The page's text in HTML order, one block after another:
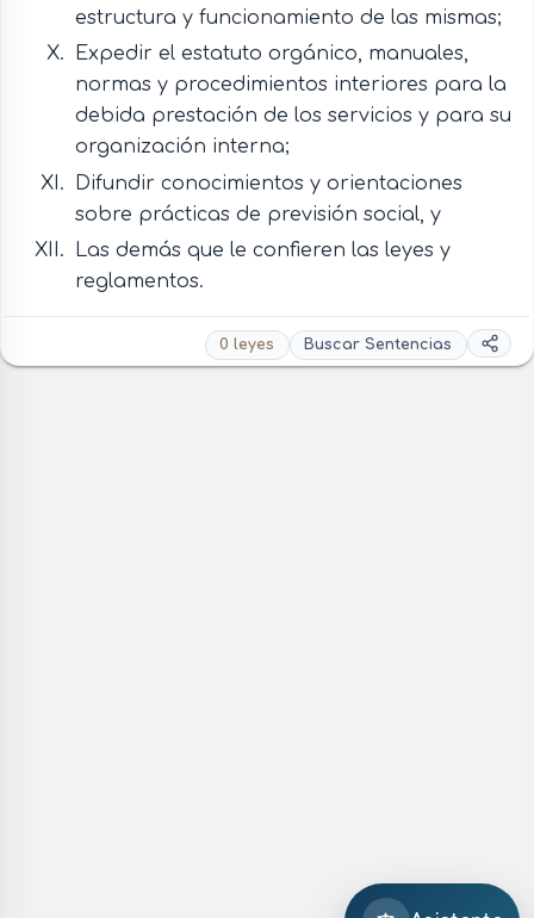
estructura y funcionamiento de las mismas;
Expedir el estatuto orgánico, manuales,
normas y procedimientos interiores para la
debida prestación de los servicios y para su
organización interna;
Difundir conocimientos y orientaciones
sobre prácticas de previsión social, y
Las demás que le confieren las leyes y
reglamentos.
0 leyes Buscar Sentencias